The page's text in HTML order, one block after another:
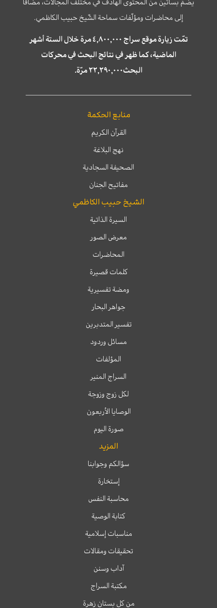
يضمّ بساتين من المحتوى الهادف في مختلف المجالات، مضافا
إلى محاضرات ومؤلّفات سماحة الشّيخ حبيب الكاظمي.
تمّت زيارة موقع سراج ٤,٨٠٠,٠٠٠ مرة خلال الستة أشهر
الماضية، كما ظهر في نتائج البحث في محركات
البحث٢٢,٢٩٠,٠٠٠ مرّة.
منابع الحكمة
القرآن الكريم
نهج البلاغة
الصحيفة السجادية
مفاتيح الجنان
الشيخ حبيب الكاظمي
السيرة الذاتية
معرض الصور
المحاضرات
كلمات قصيرة
ومضة تفسيرية
جواهر البحار
تفسير المتدبرين
مسائل وردود
المؤلفات
السراج المنير
لكل زوج وزوجة
الوصايا الأربعون
صورة اليوم
المزيد
سؤالكم وجوابنا
إستخارة
محاسبة النفس
كتابة الوصية
مناسبات إسلامية
تحقيقات ومقالات
آداب وسنن
مكتبة السراج
من كل بستان زهرة